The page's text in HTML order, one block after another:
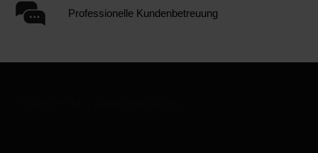
Professionelle Kundenbetreuung